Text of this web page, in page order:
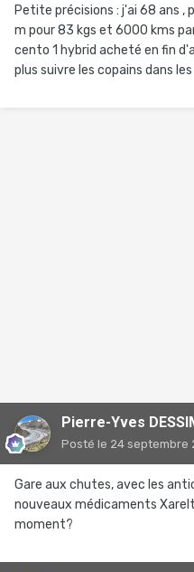
Petite précisions : j'ai 68 ans ,
m pour 83 kgs et 6000 kms
cento 1 hybrid acheté en fin
plus suivre les copains dans
Pierre-Yves
Posté le 24 septembre
Gare aux chutes, avec les
nouveaux médicaments
moment?